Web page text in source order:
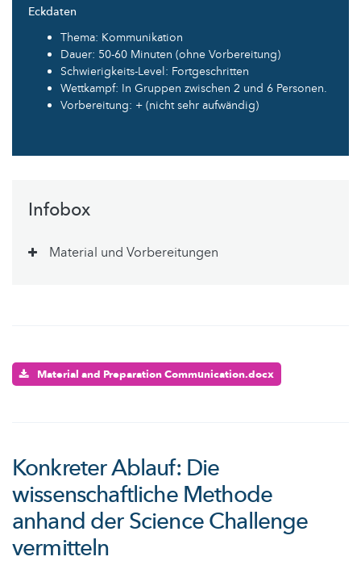
Eckdaten
Thema: Kommunikation
Dauer: 50-60 Minuten (ohne Vorbereitung)
Schwierigkeits-Level: Fortgeschritten
Wettkampf: In Gruppen zwischen 2 und 6 Personen.
Vorbereitung: + (nicht sehr aufwändig)
Infobox
Material und Vorbereitungen
Material and Preparation Communication.docx
Konkreter Ablauf: Die
wissenschaftliche Methode
anhand der Science Challenge
vermitteln